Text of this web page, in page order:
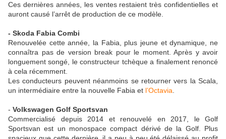
Ces dernières années, les ventes restaient très confidentielles et
auront causé l’arrêt de production de ce modèle.
- Skoda Fabia Combi
Renouvelée cette année, la Fabia, plus jeune et dynamique, ne
connaîtra pas de version break pour le moment. Après y avoir
longuement songé, le constructeur tchèque a finalement renoncé
à cela récemment.
Les conducteurs peuvent néanmoins se retourner vers la Scala,
un intermédiaire entre la nouvelle Fabia et l’Octavia
- Volkswagen Golf Sportsvan
Commercialisé depuis 2014 et renouvelé en 2017, le Golf
Sportsvan est un monospace compact dérivé de la Golf. Plus